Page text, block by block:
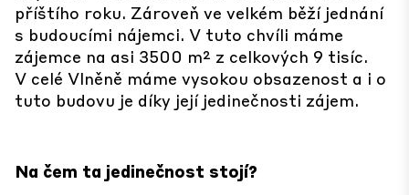
příštího roku. Zároveň ve velkém běží jednání
s budoucími nájemci. V tuto chvíli máme
zájemce na asi 3500 m² z celkových 9 tisíc.
V celé Vlněně máme vysokou obsazenost a i o
tuto budovu je díky její jedinečnosti zájem.
Na čem ta jedinečnost stojí?